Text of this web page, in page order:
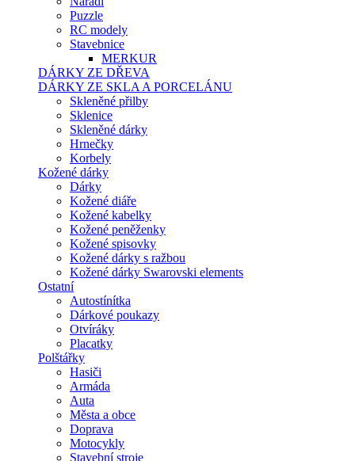
Puzzle
RC modely
Stavebnice
MERKUR
DÁRKY ZE DŘEVA
DÁRKY ZE SKLA A PORCELÁNU
Skleněné přilby
Sklenice
Skleněné dárky
Hrnečky
Korbely
Kožené dárky
Dárky
Kožené diáře
Kožené kabelky
Kožené peněženky
Kožené spisovky
Kožené dárky s ražbou
Kožené dárky Swarovski elements
Ostatní
Autostínítka
Dárkové poukazy
Otvíráky
Placatky
Polštářky
Hasiči
Armáda
Auta
Města a obce
Doprava
Motocykly
Stavební stroje